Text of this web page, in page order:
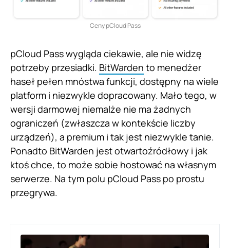
Ceny pCloud Pass
pCloud Pass wygląda ciekawie, ale nie widzę
potrzeby przesiadki. BitWarden to menedżer
haseł pełen mnóstwa funkcji, dostępny na wiele
platform i niezwykle dopracowany. Mało tego, w
wersji darmowej niemalże nie ma żadnych
ograniczeń (zwłaszcza w kontekście liczby
urządzeń), a premium i tak jest niezwykle tanie.
Ponadto BitWarden jest otwartoźródłowy i jak
ktoś chce, to może sobie hostować na własnym
serwerze. Na tym polu pCloud Pass po prostu
przegrywa.